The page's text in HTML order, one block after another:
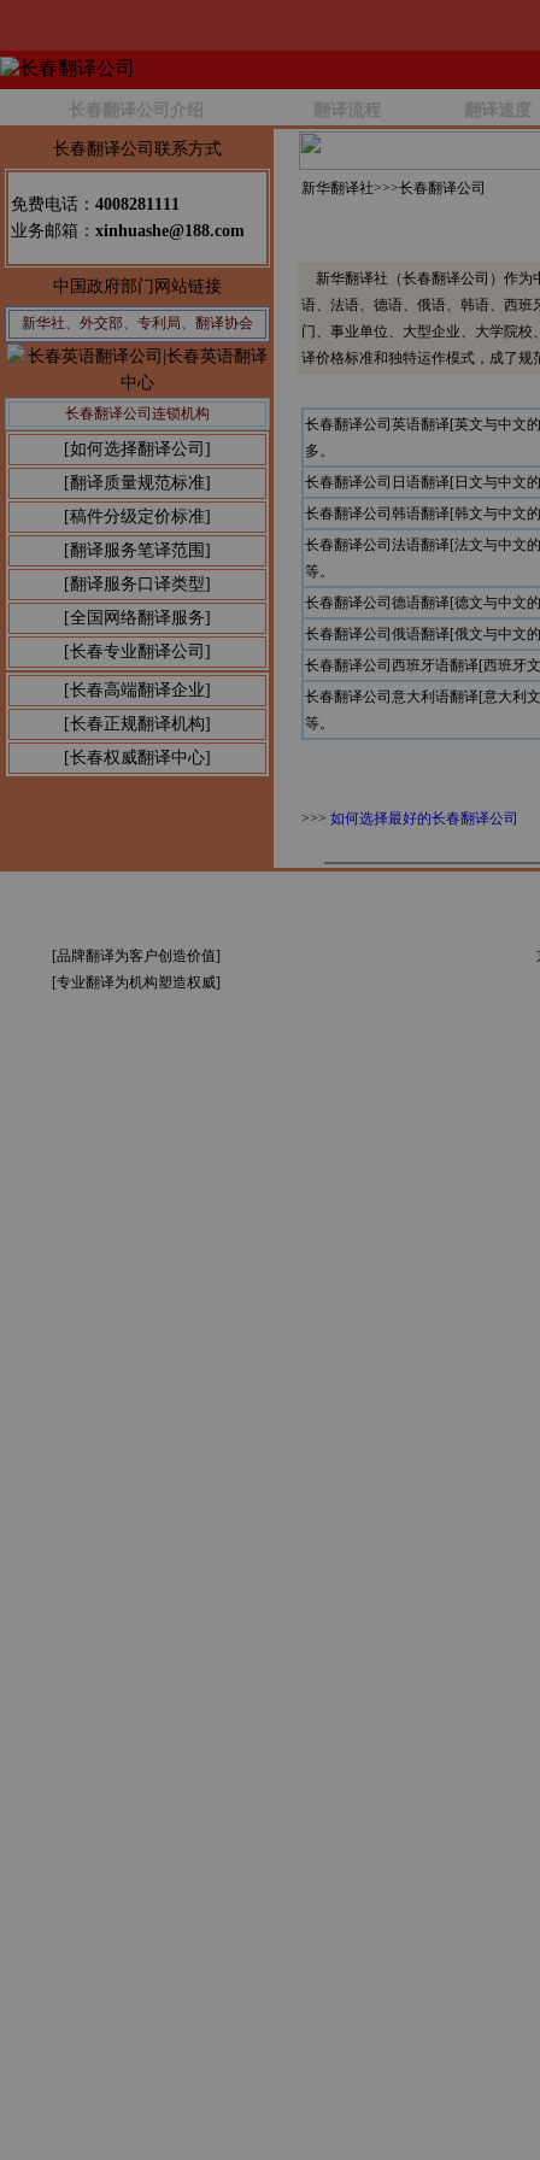
长春翻译公司介绍 翻译流程 翻译速度
长春翻译公司联系方式
免费电话： 4008281111
业务邮箱： xinhuashe@188.com
中国政府部门网站链接
新华社、外交部、专利局、翻译协会
长春翻译公司连锁机构
[如何选择翻译公司]
[翻译质量规范标准]
[稿件分级定价标准]
[翻译服务笔译范围]
[翻译服务口译类型]
[全国网络翻译服务]
[长春专业翻译公司]
[长春高端翻译企业]
[长春正规翻译机构]
[长春权威翻译中心]
新华翻译社>>>长春翻译公司
新华翻译社（长春翻译公司）作为
语、法语、德语、俄语、韩语、西
门、事业单位、大型企业、大学院
译价格标准和独特运作模式，成了
长春翻译公司英语翻译[英文与中文
多。
长春翻译公司日语翻译[日文与中文
长春翻译公司韩语翻译[韩文与中文
长春翻译公司法语翻译[法文与中文
等。
长春翻译公司德语翻译[德文与中文
长春翻译公司俄语翻译[俄文与中文
长春翻译公司西班牙语翻译[西班牙
长春翻译公司意大利语翻译[意大利
等。
>>> 如何选择最好的长春翻译公司
[品牌翻译为客户创造价值]
[专业翻译为机构塑造权威]